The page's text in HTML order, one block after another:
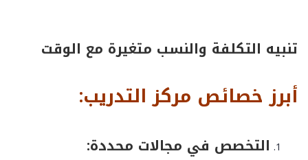
تنبيه التكلفة والنسب متغيرة مع الوقت
أبرز خصائص مركز التدريب:
التخصص في مجالات محددة: